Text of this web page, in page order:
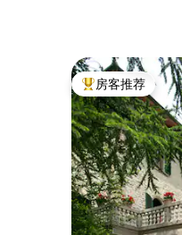
热门「房客推荐」
房客推荐